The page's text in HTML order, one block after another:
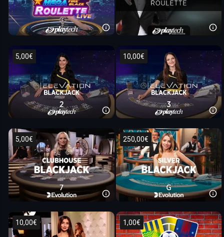
5,00€ 10,00€
5,00€ 250,00€
10,00€ 1,00€